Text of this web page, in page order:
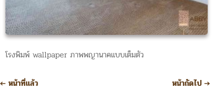
โรงพิมพ์ wallpaper ภาพพญานาคแบบเต็มตัว
← หน้าที่แล้ว หน้าถัดไป→